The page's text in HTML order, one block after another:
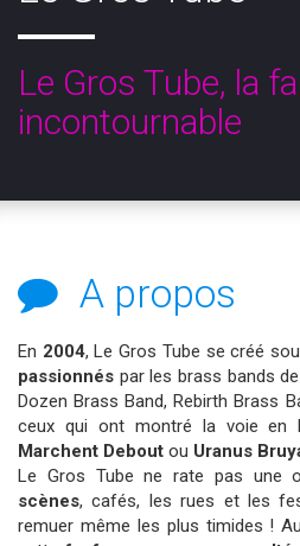
Le Gros Tube, la
incontournable
A propos
En 2004, Le Gros Tube se créé
passionnés par les brass bands
Dozen Brass Band, Rebirth Brass
ceux qui ont montré la voie en
Marchent Debout ou Uranus
Le Gros Tube ne rate pas une
scènes, cafés, les rues et les
remuer même les plus timides !